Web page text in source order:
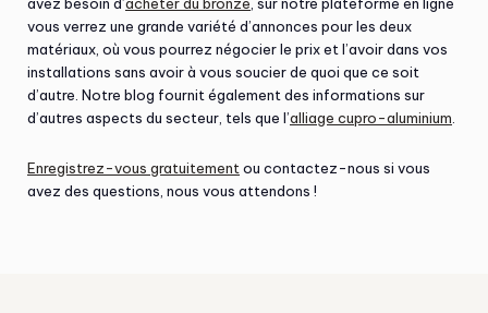
vous verrez une grande variété d’annonces pour les deux
matériaux, où vous pourrez négocier le prix et l’avoir dans vos
installations sans avoir à vous soucier de quoi que ce soit
d’autre. Notre blog fournit également des informations sur
d’autres aspects du secteur, tels que l’alliage cupro-aluminium
Enregistrez-vous gratuitement ou contactez-nous si vous
avez des questions, nous vous attendons !